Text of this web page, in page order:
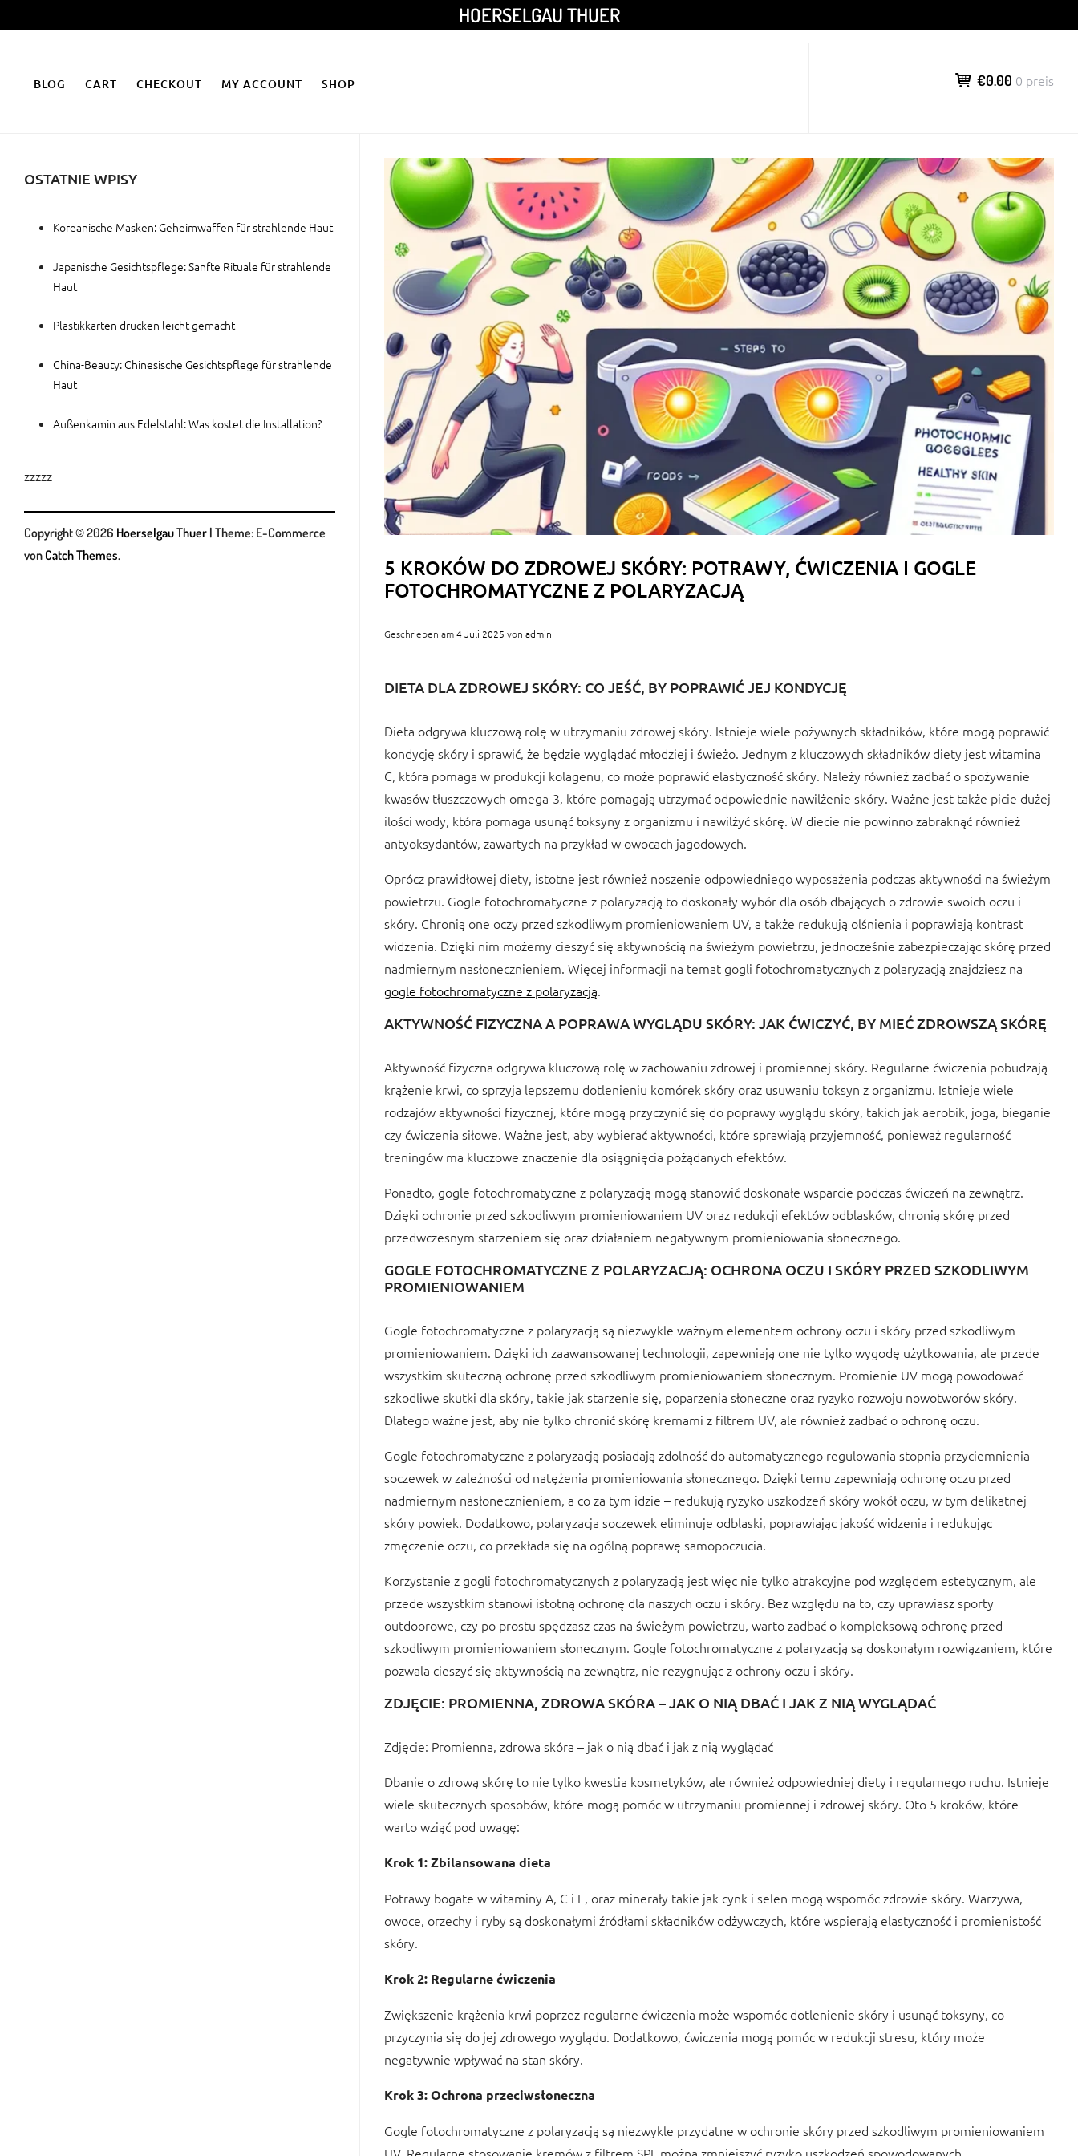
Inhalt
HOERSELGAU THUER
BLOG CART CHECKOUT MY ACCOUNT SHOP €0.00 0 preis
5 KROKÓW DO ZDROWEJ SKÓRY: POTRAWY, ĆWICZENIA I GOGLE
FOTOCHROMATYCZNE Z POLARYZACJĄ
Geschrieben am4 Juli 2025 von admin
DIETA DLA ZDROWEJ SKÓRY: CO JEŚĆ, BY POPRAWIĆ JEJ KONDYCJĘ
Dieta odgrywa kluczową rolę w utrzymaniu zdrowej skóry. Istnieje wiele pożywnych składników, które mogą poprawić
kondycję skóry i sprawić, że będzie wyglądać młodziej i świeżo. Jednym z kluczowych składników diety jest witamina
C, która pomaga w produkcji kolagenu, co może poprawić elastyczność skóry. Należy również zadbać o spożywanie
kwasów tłuszczowych omega-3, które pomagają utrzymać odpowiednie nawilżenie skóry. Ważne jest także picie dużej
ilości wody, która pomaga usunąć toksyny z organizmu i nawilżyć skórę. W diecie nie powinno zabraknąć również
antyoksydantów, zawartych na przykład w owocach jagodowych.
Oprócz prawidłowej diety, istotne jest również noszenie odpowiedniego wyposażenia podczas aktywności na świeżym
powietrzu. Gogle fotochromatyczne z polaryzacją to doskonały wybór dla osób dbających o zdrowie swoich oczu i
skóry. Chronią one oczy przed szkodliwym promieniowaniem UV, a także redukują olśnienia i poprawiają kontrast
widzenia. Dzięki nim możemy cieszyć się aktywnością na świeżym powietrzu, jednocześnie zabezpieczając skórę przed
nadmiernym nasłonecznieniem. Więcej informacji na temat gogli fotochromatycznych z polaryzacją znajdziesz na
gogle fotochromatyczne z polaryzacją.
AKTYWNOŚĆ FIZYCZNA A POPRAWA WYGLĄDU SKÓRY: JAK ĆWICZYĆ, BY MIEĆ ZDROWSZĄ SKÓRĘ
Aktywność fizyczna odgrywa kluczową rolę w zachowaniu zdrowej i promiennej skóry. Regularne ćwiczenia pobudzają
krążenie krwi, co sprzyja lepszemu dotlenieniu komórek skóry oraz usuwaniu toksyn z organizmu. Istnieje wiele
rodzajów aktywności fizycznej, które mogą przyczynić się do poprawy wyglądu skóry, takich jak aerobik, joga, bieganie
czy ćwiczenia siłowe. Ważne jest, aby wybierać aktywności, które sprawiają przyjemność, ponieważ regularność
treningów ma kluczowe znaczenie dla osiągnięcia pożądanych efektów.
Ponadto, gogle fotochromatyczne z polaryzacją mogą stanowić doskonałe wsparcie podczas ćwiczeń na zewnątrz.
Dzięki ochronie przed szkodliwym promieniowaniem UV oraz redukcji efektów odblasków, chronią skórę przed
przedwczesnym starzeniem się oraz działaniem negatywnym promieniowania słonecznego.
GOGLE FOTOCHROMATYCZNE Z POLARYZACJĄ: OCHRONA OCZU I SKÓRY PRZED SZKODLIWYM
PROMIENIOWANIEM
Gogle fotochromatyczne z polaryzacją są niezwykle ważnym elementem ochrony oczu i skóry przed szkodliwym
promieniowaniem. Dzięki ich zaawansowanej technologii, zapewniają one nie tylko wygodę użytkowania, ale przede
wszystkim skuteczną ochronę przed szkodliwym promieniowaniem słonecznym. Promienie UV mogą powodować
szkodliwe skutki dla skóry, takie jak starzenie się, poparzenia słoneczne oraz ryzyko rozwoju nowotworów skóry.
Dlatego ważne jest, aby nie tylko chronić skórę kremami z filtrem UV, ale również zadbać o ochronę oczu.
Gogle fotochromatyczne z polaryzacją posiadają zdolność do automatycznego regulowania stopnia przyciemnienia
soczewek w zależności od natężenia promieniowania słonecznego. Dzięki temu zapewniają ochronę oczu przed
nadmiernym nasłonecznieniem, a co za tym idzie – redukują ryzyko uszkodzeń skóry wokół oczu, w tym delikatnej
skóry powiek. Dodatkowo, polaryzacja soczewek eliminuje odblaski, poprawiając jakość widzenia i redukując
zmęczenie oczu, co przekłada się na ogólną poprawę samopoczucia.
Korzystanie z gogli fotochromatycznych z polaryzacją jest więc nie tylko atrakcyjne pod względem estetycznym, ale
przede wszystkim stanowi istotną ochronę dla naszych oczu i skóry. Bez względu na to, czy uprawiasz sporty
outdoorowe, czy po prostu spędzasz czas na świeżym powietrzu, warto zadbać o kompleksową ochronę przed
szkodliwym promieniowaniem słonecznym. Gogle fotochromatyczne z polaryzacją są doskonałym rozwiązaniem, które
pozwala cieszyć się aktywnością na zewnątrz, nie rezygnując z ochrony oczu i skóry.
ZDJĘCIE: PROMIENNA, ZDROWA SKÓRA – JAK O NIĄ DBAĆ I JAK Z NIĄ WYGLĄDAĆ
Zdjęcie: Promienna, zdrowa skóra – jak o nią dbać i jak z nią wyglądać
Dbanie o zdrową skórę to nie tylko kwestia kosmetyków, ale również odpowiedniej diety i regularnego ruchu. Istnieje
wiele skutecznych sposobów, które mogą pomóc w utrzymaniu promiennej i zdrowej skóry. Oto 5 kroków, które
warto wziąć pod uwagę:
Krok 1: Zbilansowana dieta
Potrawy bogate w witaminy A, C i E, oraz minerały takie jak cynk i selen mogą wspomóc zdrowie skóry. Warzywa,
owoce, orzechy i ryby są doskonałymi źródłami składników odżywczych, które wspierają elastyczność i promienistość
skóry.
Krok 2: Regularne ćwiczenia
Zwiększenie krążenia krwi poprzez regularne ćwiczenia może wspomóc dotlenienie skóry i usunąć toksyny, co
przyczynia się do jej zdrowego wyglądu. Dodatkowo, ćwiczenia mogą pomóc w redukcji stresu, który może
negatywnie wpływać na stan skóry.
Krok 3: Ochrona przeciwsłoneczna
Gogle fotochromatyczne z polaryzacją są niezwykle przydatne w ochronie skóry przed szkodliwym promieniowaniem
OSTATNIE WPISY
Koreanische Masken: Geheimwaffen für strahlende Haut
Japanische Gesichtspflege: Sanfte Rituale für strahlende
Haut
Plastikkarten drucken leicht gemacht
China-Beauty: Chinesische Gesichtspflege für strahlende
Haut
Außenkamin aus Edelstahl: Was kostet die Installation?
zzzzz
Copyright © 2026 Hoerselgau Thuer | Theme: E-Commerce
von Catch Themes.